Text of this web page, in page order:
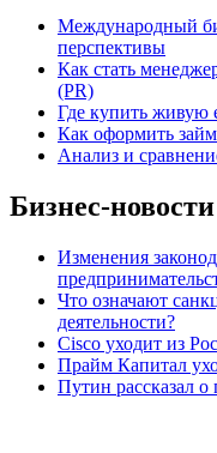
Международный
перспективы
Как стать
(PR)
Где купить живую
Как оформить
Анализ и
Бизнес-новости
Изменения
Что означают
деятельности?
Cisco уходит из
Прайм Капитал
Путин рассказал о